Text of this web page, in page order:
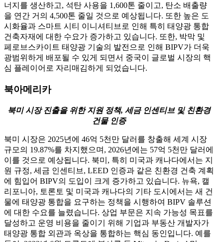
너지를 생산하고, 석탄 사용을 1,600톤 줄이고, 탄소 배출량
을 연간 거의 4,500톤 줄일 것으로 예상됩니다. 또한 높은 도
시화율과 스마트 시티 이니셔티브로 인해 특히 태양광 통합
건축자재에 대한 수요가 증가하고 있습니다. 또한, 박막 및
페로브스카이트 태양광 기술의 발전으로 인해 BIPV가 더욱
광범위하게 배포될 수 있게 되면서 중국이 글로벌 시장의 핵
심 플레이어로 자리매김하게 되었습니다.
북아메리카
북미 시장 진출을 위한 지원 정책, 세금 인센티브 및 친환경
건물 인증
북미 시장은 2025년에 46억 5천만 달러를 창출해 세계 시장
규모의 19.87%를 차지했으며, 2026년에는 57억 5천만 달러에
이를 것으로 예상됩니다. 북미, 특히 미국과 캐나다에서는 지
원 규정, 세금 인센티브, LEED 인증과 같은 친환경 건축 계획
에 힘입어 BIPV의 도입이 크게 증가하고 있습니다. 뉴욕, 캘
리포니아, 토론토 및 미국과 캐나다의 기타 도시에서는 새 건
물에 태양광 통합을 요구하는 정책을 시행하여 BIPV 솔루션
에 대한 수요를 늘렸습니다. 상업 부문은 지속 가능성 목표를
달성하고 운영 비용을 줄이기 위해 기업과 부동산 개발자가
태양광 통합 외관과 옥상을 통합하는 핵심 동인입니다. 예를